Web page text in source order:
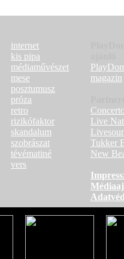
internet
kis pipa
médiaművészet
mese
posztumusz
próza
retro
rizikófaktor
skandalum
szobrászat
tévématiné
vers
magazin
Live
Tukker
New